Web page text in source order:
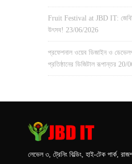
Fruit Festival at JBD IT:
উৎসব! 23/06/2026
প্রফেশনাল ওয়েব ডিজাইন ও
প্রতিষ্ঠানের ডিজিটাল রূপান্তর 20/
লেভেল ৩, ট্রেনিং বিল্ডিং, হাই-টেক পার্ক,